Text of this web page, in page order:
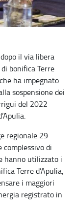
il via libera
bonifica Terre
ha impegnato
sospensione dei
del 2022
regionale 29
di
hanno utilizzato i
Terre d’Apulia,
i maggiori
registrato in